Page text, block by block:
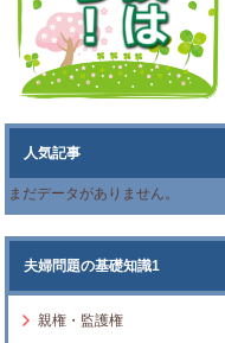
人気記事
まだデータがありません。
夫婦問題の基礎知識1
親権・監護権